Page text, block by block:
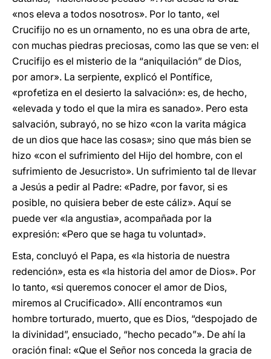
«nos eleva a todos nosotros». Por lo tanto, «el
Crucifijo no es un ornamento, no es una obra de arte,
con muchas piedras preciosas, como las que se ven: el
Crucifijo es el misterio de la “aniquilación” de Dios,
por amor». La serpiente, explicó el Pontífice,
«profetiza en el desierto la salvación»: es, de hecho,
«elevada y todo el que la mira es sanado». Pero esta
salvación, subrayó, no se hizo «con la varita mágica
de un dios que hace las cosas»; sino que más bien se
hizo «con el sufrimiento del Hijo del hombre, con el
sufrimiento de Jesucristo». Un sufrimiento tal de llevar
a Jesús a pedir al Padre: «Padre, por favor, si es
posible, no quisiera beber de este cáliz». Aquí se
puede ver «la angustia», acompañada por la
expresión: «Pero que se haga tu voluntad».
Esta, concluyó el Papa, es «la historia de nuestra
redención», esta es «la historia del amor de Dios». Por
lo tanto, «si queremos conocer el amor de Dios,
miremos al Crucificado». Allí encontramos «un
hombre torturado, muerto, que es Dios, “despojado de
la divinidad”, ensuciado, “hecho pecado”». De ahí la
oración final: «Que el Señor nos conceda la gracia de